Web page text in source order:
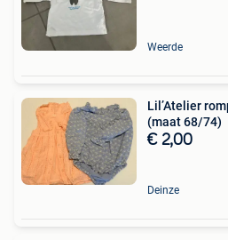
Weerde
Lil’Atelier
(maat 68/74)
€ 2,00
Deinze